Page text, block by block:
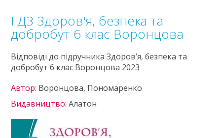
ГДЗ Здоров'я, безпека та
добробут 6 клас Воронцова
Відповіді до підручника Здоров’я, безпека та
добробут 6 клас Воронцова 2023
Автор: Воронцова, Пономаренко
Видавництво:Алатон